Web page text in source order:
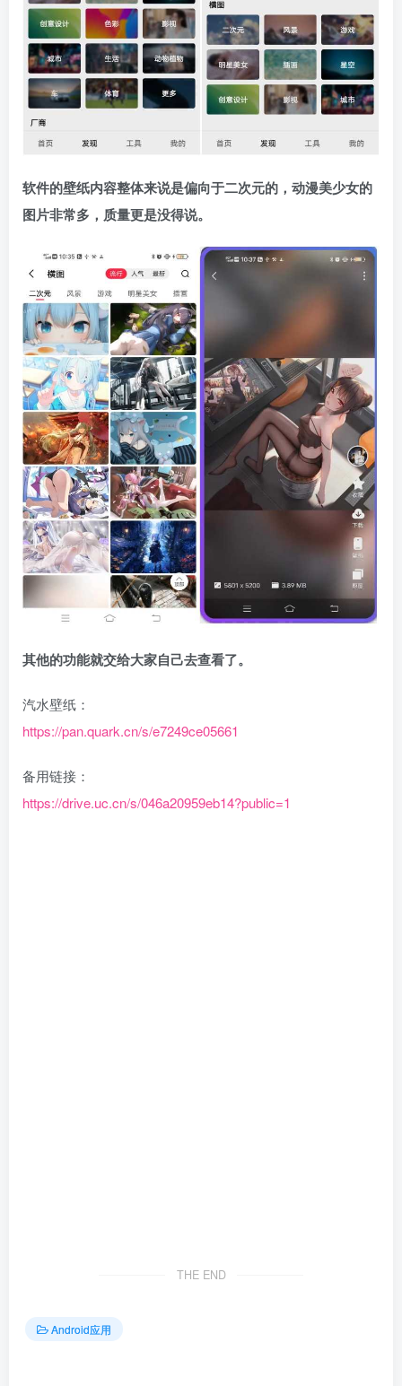
软件的壁纸内容整体来说是偏向于二次元的，动漫美少女的
图片非常多，质量更是没得说。
其他的功能就交给大家自己去查看了。
汽水壁纸：
https://pan.quark.cn/s/e7249ce05661
备用链接：
https://drive.uc.cn/s/046a20959eb14?public=1
THE END
Android应用